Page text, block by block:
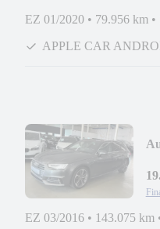
EZ 01/2020 • 79.956 km •
APPLE CAR
EZ 03/2016 • 143.075 km